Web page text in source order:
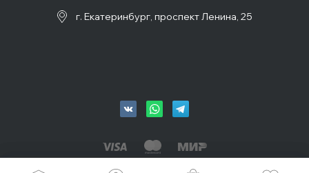
г. Екатеринбург, проспект Ленина, 25